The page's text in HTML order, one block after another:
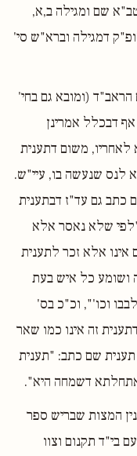
שם ומגילה ב,א,
דמגילה וברא"ש סי'
(ומובא גם בחי'
דבכלל אמרינן
לאחריו, משום דתענית
לנס שנעשה בו, עיי"ש.
כתב גם עד"ז דבתענית
"לפי שלא נאסר אלא
אלא זכר לתענית
ושומע כל איש בעת
וכו'", וכ"כ בס'
וראה גם בס' אשכול ח"ב ע' 7: דתענית זה אינו כמו שאר
שם כתב: "תענית
דשמחה היא".
המצות שבריש ספר
בי"ד תקנום וצוו